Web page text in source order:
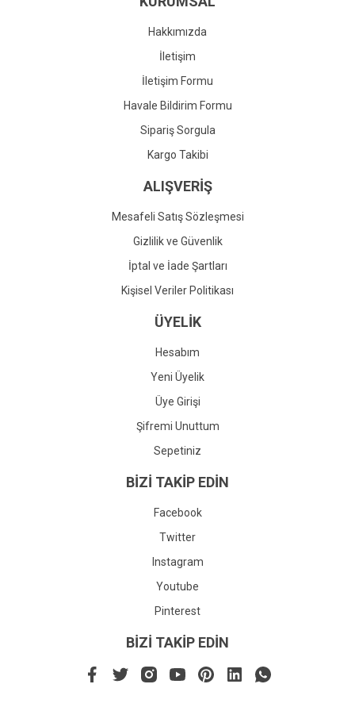
Gönder
Hakkımızda
İletişim
İletişim Formu
Havale Bildirim Formu
Sipariş Sorgula
Kargo Takibi
ALIŞVERİŞ
Mesafeli Satış Sözleşmesi
Gizlilik ve Güvenlik
İptal ve İade Şartları
Kişisel Veriler Politikası
ÜYELİK
Hesabım
Yeni Üyelik
Üye Girişi
Şifremi Unuttum
Sepetiniz
BİZİ TAKİP EDİN
Facebook
Twitter
Instagram
Youtube
Pinterest
BİZİ TAKİP EDİN